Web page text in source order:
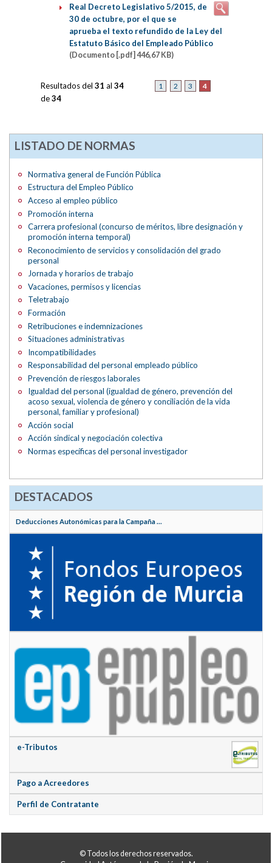
Real Decreto Legislativo 5/2015, de
30 de octubre, por el que se
aprueba el texto refundido de la Ley del
Estatuto Básico del Empleado Público
(Documento [.pdf] 446,67 KB)
1 2 3 4
Resultados del 31 al 34
de34
LISTADO DE NORMAS
Normativa general de Función Pública
Estructura del Empleo Público
Acceso al empleo público
Promoción interna
Carrera profesional (concurso de méritos, libre designación y
promoción interna temporal)
Reconocimiento de servicios y consolidación del grado
personal
Jornada y horarios de trabajo
Vacaciones, permisos y licencias
Teletrabajo
Formación
Retribuciones e indemnizaciones
Situaciones administrativas
Incompatibilidades
Responsabilidad del personal empleado público
Prevención de riesgos laborales
Igualdad del personal (igualdad de género, prevención del
acoso sexual, violencia de género y conciliación de la vida
personal, familiar y profesional)
Acción social
Acción sindical y negociación colectiva
Normas específicas del personal investigador
DESTACADOS
Deducciones Autonómicas para la Campaña ...
e-Tributos
Pago a Acreedores
Perfil de Contratante
© Todos los derechos reservados.